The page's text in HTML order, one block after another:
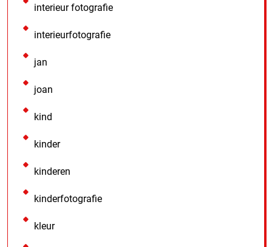
interieur fotografie
interieurfotografie
jan
joan
kind
kinder
kinderen
kinderfotografie
kleur